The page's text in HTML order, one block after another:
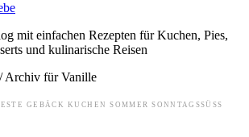
mit einfachen Rezepten für Kuchen, Pies,
und kulinarische Reisen
/Archiv für Vanille
GEBÄCK KUCHEN SOMMER SONNTAGSSÜSS